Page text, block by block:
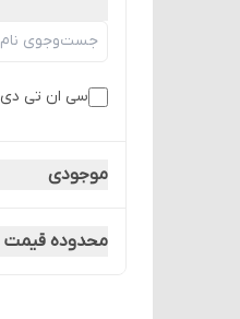
سی ان تی دی CNTD
موجودی
محدوده قیمت